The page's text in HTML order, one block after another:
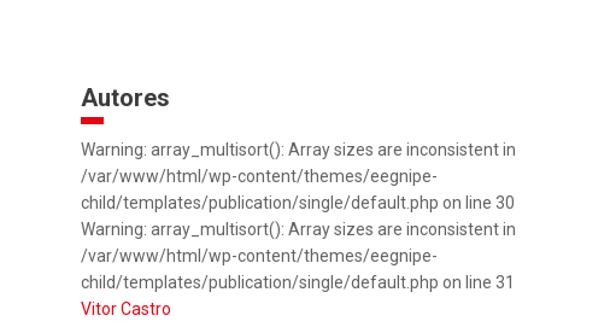
Autores
Warning: array_multisort(): Array sizes are inconsistent in
/var/www/html/wp-content/themes/eegnipe-
child/templates/publication/single/default.php on line 30
Warning: array_multisort(): Array sizes are inconsistent in
/var/www/html/wp-content/themes/eegnipe-
child/templates/publication/single/default.php on line 31
Vitor Castro